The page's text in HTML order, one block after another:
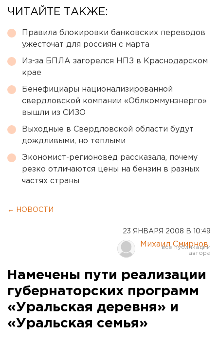
ЧИТАЙТЕ ТАКЖЕ:
Правила блокировки банковских переводов
ужесточат для россиян с марта
Из-за БПЛА загорелся НПЗ в Краснодарском
крае
Бенефициары национализированной
свердловской компании «Облкоммунэнерго»
вышли из СИЗО
Выходные в Свердловской области будут
дождливыми, но теплыми
Экономист-регионовед рассказала, почему
резко отличаются цены на бензин в разных
частях страны
← НОВОСТИ
23 ЯНВАРЯ 2008 В 10:49
Михаил Смирнов
Намечены пути реализации
губернаторских программ
«Уральская деревня» и
«Уральская семья»